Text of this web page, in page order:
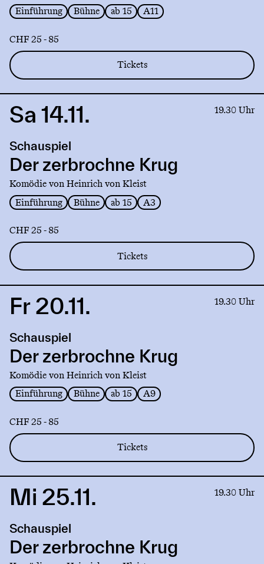
Einführung
Bühne ab 15 A11
CHF 25 - 85
Tickets
Link
Der
zerbrochne
Krug
Sa 14.11. 19.30 Uhr
Schauspiel
Der zerbrochne Krug
Komödie von Heinrich von Kleist
Einführung
Bühne ab 15 A3
CHF 25 - 85
Tickets
Link
Der
zerbrochne
Krug
Fr 20.11. 19.30 Uhr
Schauspiel
Der zerbrochne Krug
Komödie von Heinrich von Kleist
Einführung
Bühne ab 15 A9
CHF 25 - 85
Tickets
Link
Der
zerbrochne
Krug
Mi 25.11. 19.30 Uhr
Schauspiel
Der zerbrochne Krug